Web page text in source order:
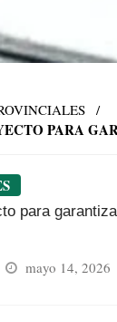
PARA
para
Posted
mayo 14, 2026